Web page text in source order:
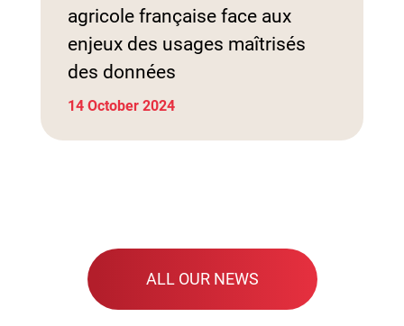
agricole française face aux
enjeux des usages maîtrisés
des données
14 October 2024
ALL OUR NEWS